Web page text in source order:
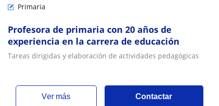
Primaria
Profesora de primaria con 20 años de
experiencia en la carrera de educación
Tareas dirigidas y elaboración de actividades pedagógicas
ver más Contactar